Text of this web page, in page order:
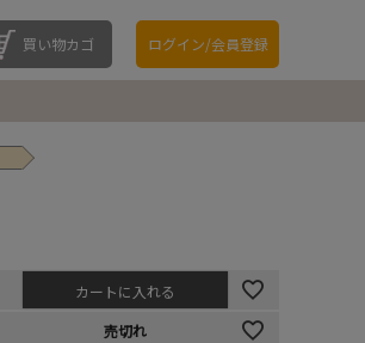
買い物カゴ ログイン/会員登録
カートに入れる
売切れ